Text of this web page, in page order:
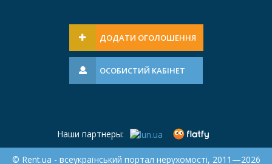
ДОДАТИ ОГОЛОШЕННЯ
ОСОБИСТИЙ КАБІНЕТ
Наши партнеры:
© Rent.ua - всеукраїнський портал нерухомості, 2011—2026